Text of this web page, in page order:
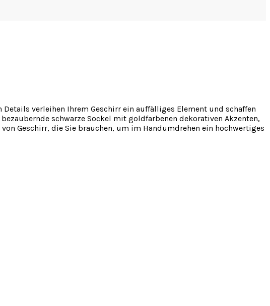
verleihen Ihrem Geschirr ein auffälliges Element und schaffen
schwarze Sockel mit goldfarbenen dekorativen Akzenten,
Geschirr, die Sie brauchen, um im Handumdrehen ein hochwertiges